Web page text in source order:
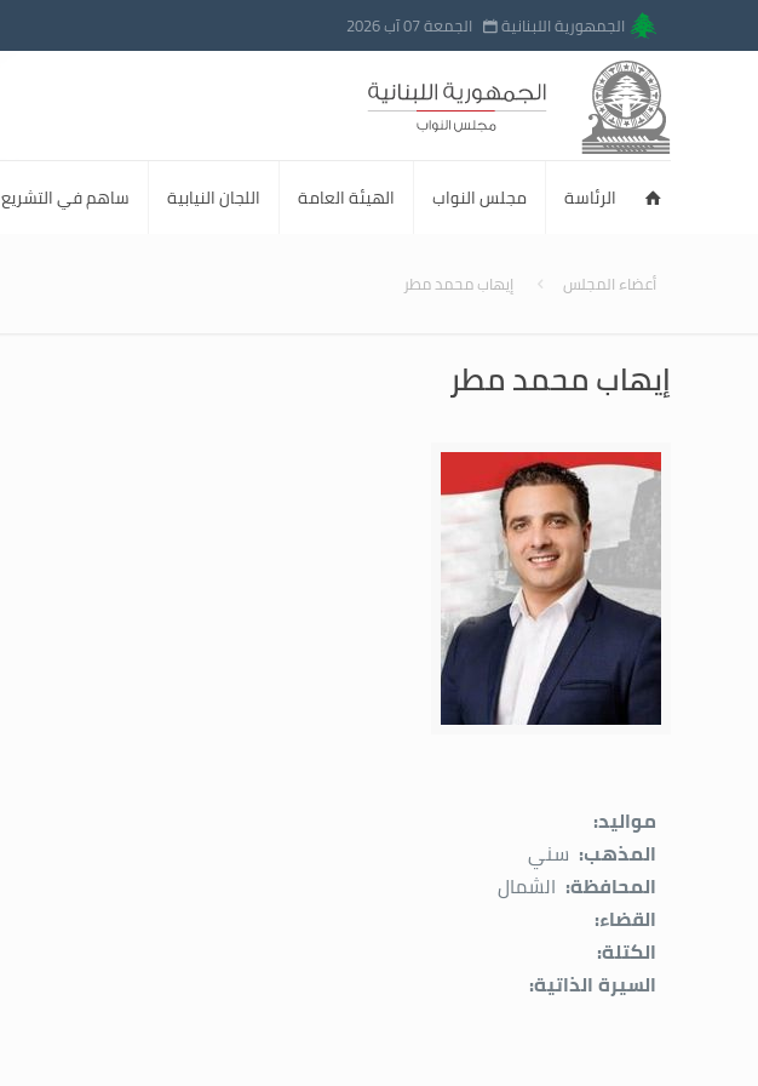
الجمهورية اللبنانية الجمعة 07 آب 2026
الرئاسة مجلس النواب الهيئة العامة اللجان النيابية ساهم في التشريع
أعضاء المجلس إيهاب محمد مطر
إيهاب محمد مطر
مواليد:
المذهب: سني
المحافظة: الشمال
القضاء:
الكتلة:
السيرة الذاتية: